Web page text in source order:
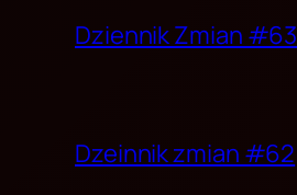
Dziennik Zmian #63
Dzeinnik zmian #62